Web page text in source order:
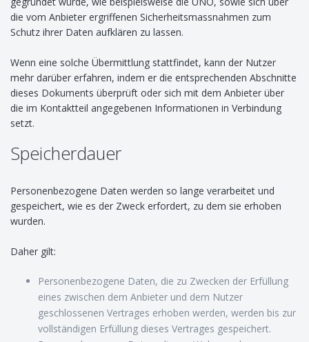
die vom Anbieter ergriffenen Sicherheitsmassnahmen zum
Schutz ihrer Daten aufklären zu lassen.
Wenn eine solche Übermittlung stattfindet, kann der Nutzer
mehr darüber erfahren, indem er die entsprechenden Abschnitte
dieses Dokuments überprüft oder sich mit dem Anbieter über
die im Kontaktteil angegebenen Informationen in Verbindung
setzt.
Speicherdauer
Personenbezogene Daten werden so lange verarbeitet und
gespeichert, wie es der Zweck erfordert, zu dem sie erhoben
wurden.
Daher gilt:
Personenbezogene Daten, die zu Zwecken der Erfüllung
eines zwischen dem Anbieter und dem Nutzer
geschlossenen Vertrages erhoben werden, werden bis zur
vollständigen Erfüllung dieses Vertrages gespeichert.